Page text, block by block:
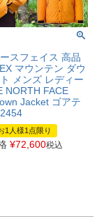
スフェイス 高品
マウンテン ダウ
メンズ レディー
NORTH FACE
Jacket ゴアテ
1人様1点限り
¥72,600税込